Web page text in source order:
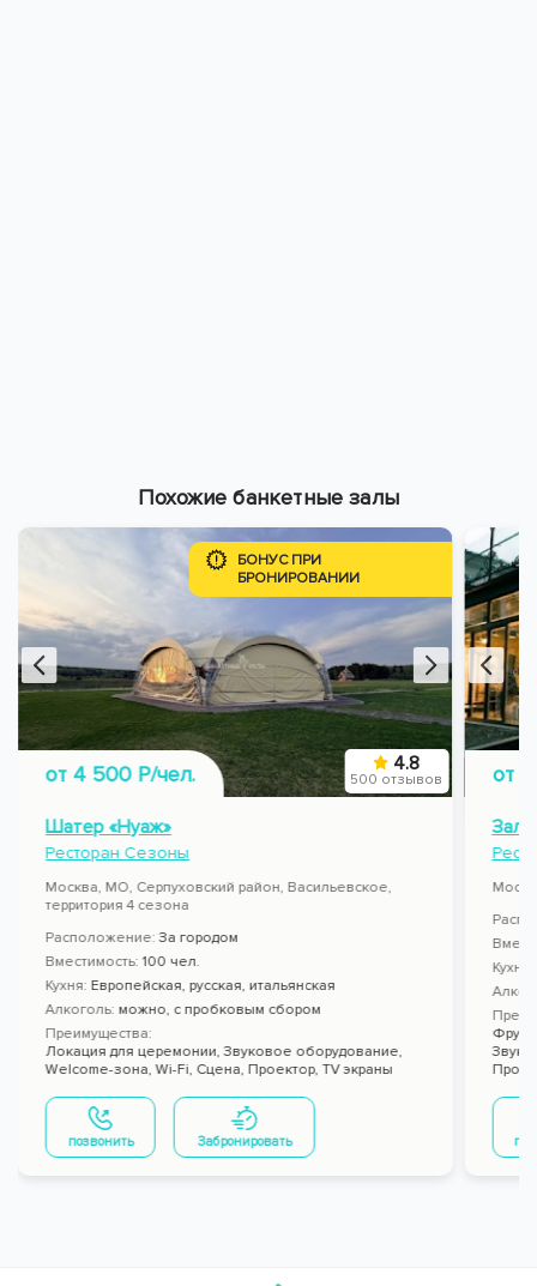
Похожие банкетные залы
БОНУС ПРИ
БРОНИРОВАНИИ
4.8
500 отзывов
от 4 500 Р/чел.
Шатер «Нуаж»
Ресторан Сезоны
Москва, МО, Серпуховский район, Васильевское,
территория 4 сезона
Расположение:За городом
Вместимость: 100 чел.
Кухня: Европейская, русская, итальянская
Алкоголь: можно, с пробковым сбором
Преимущества:
Локация для церемонии,Звуковое оборудование,
Welcome-зона,Wi-Fi, Сцена, Проектор,TV экраны
позвонить Забронировать
от
Зал
Кухня: